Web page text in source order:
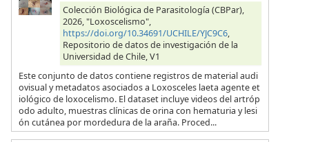
Colección Biológica de Parasitología (CBPar),
2026, "Loxoscelismo",
https://doi.org/10.34691/UCHILE/YJC9C6,
Repositorio de datos de investigación de la
Universidad de Chile, V1
Este conjunto de datos contiene registros de material audi
ovisual y metadatos asociados a Loxosceles laeta agente et
iológico de loxocelismo. El dataset incluye videos del artróp
odo adulto, muestras clínicas de orina con hematuria y lesi
ón cutánea por mordedura de la araña. Proced...